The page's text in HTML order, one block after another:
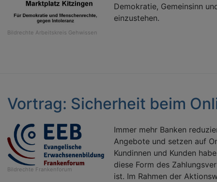
Bildrechte Arbeitskreis Gehwissen
Demokratie, Gemeinsinn
einzustehen.
Vortrag: Sicherheit beim
Bildrechte Frankenforum
Immer mehr Banken
Angebote und setzen auf
Kundinnen und Kunden
diese Form des
ist. Im Rahmen der